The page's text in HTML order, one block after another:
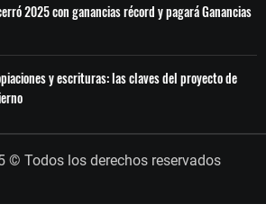
2025 con ganancias récord y pagará Ganancias
y escrituras: las claves del proyecto de
© Todos los derechos reservados